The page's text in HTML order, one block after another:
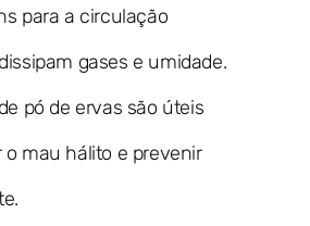
para a circulação
gases e umidade.
pó de ervas são úteis
o mau hálito e prevenir